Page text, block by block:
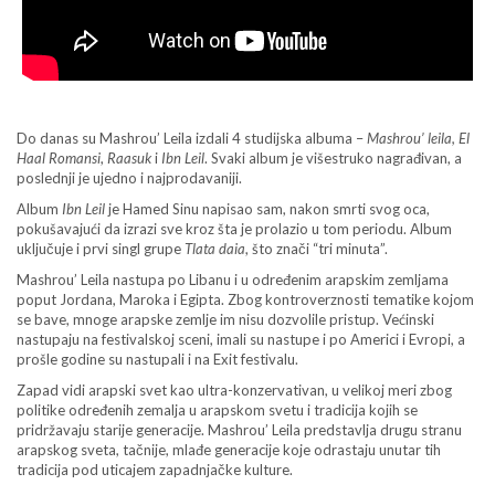
Do danas su Mashrou’ Leila izdali 4 studijska albuma –Mashrou’ leila, El
Haal Romansi, Raasuki Ibn Leil. Svaki album je višestruko nagrađivan, a
poslednji je ujedno i najprodavaniji.
Album Ibn Leilje Hamed Sinu napisao sam, nakon smrti svog oca,
pokušavajući da izrazi sve kroz šta je prolazio u tom periodu. Album
uključuje i prvi singl grupe Tlata daia, što znači “tri minuta”.
Mashrou’ Leila nastupa po Libanu i u određenim arapskim zemljama
poput Jordana, Maroka i Egipta. Zbog kontroverznosti tematike kojom
se bave, mnoge arapske zemlje im nisu dozvolile pristup. Većinski
nastupaju na festivalskoj sceni, imali su nastupe i po Americi i Evropi, a
prošle godine su nastupali i na Exit festivalu.
Zapad vidi arapski svet kao ultra-konzervativan, u velikoj meri zbog
politike određenih zemalja u arapskom svetu i tradicija kojih se
pridržavaju starije generacije. Mashrou’ Leila predstavlja drugu stranu
arapskog sveta, tačnije, mlađe generacije koje odrastaju unutar tih
tradicija pod uticajem zapadnjačke kulture.